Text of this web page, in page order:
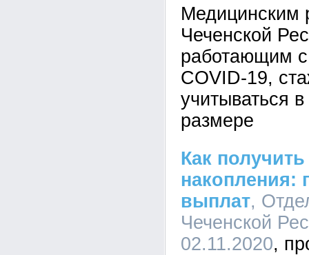
Медицинским
Чеченской
работающим
COVID-19,
учитываться
размере
Как
накопления:
выплат,
Чеченской
02.11.2020